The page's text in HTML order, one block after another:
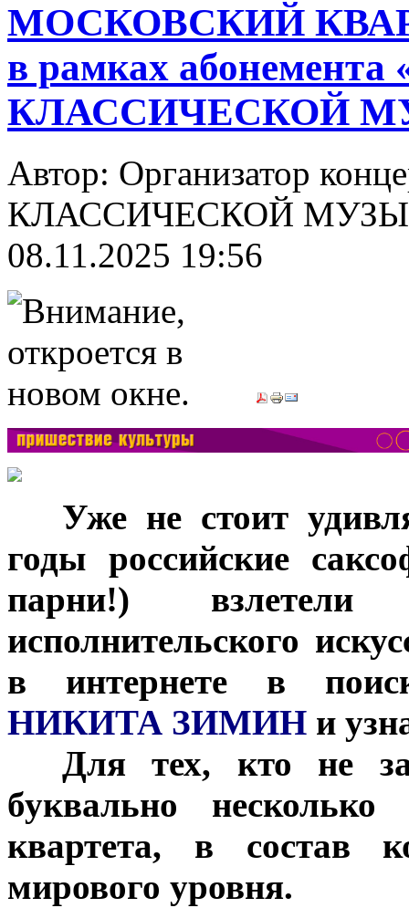
МОСКОВСКИЙ
в рамках
КЛАССИЧЕСКОЙ
Автор: Организатор
КЛАССИЧЕСКОЙ
08.11.2025 19:56
Уже не стоит
годы российские
парни!)
исполнительского
в интернете в
НИКИТА ЗИМИН и
Для тех, кто не
буквально
квартета, в состав
мирового уровня.